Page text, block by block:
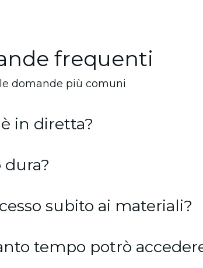
frequenti
domande più comuni
in diretta?
subito ai materiali?
tempo potrò